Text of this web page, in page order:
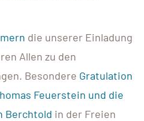
die unserer Einladung
Allen zu den
Besondere Gratulation
Feuerstein und die
Berchtold in der Freien